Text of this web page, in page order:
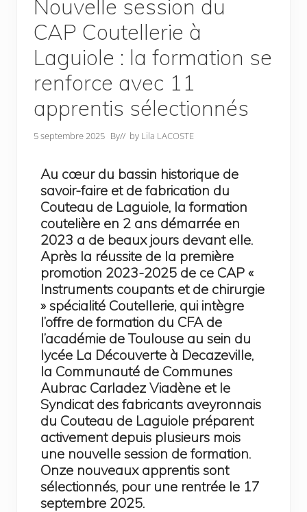
Nouvelle session du
CAP Coutellerie à
Laguiole : la formation se
renforce avec 11
apprentis sélectionnés
5 septembre 2025 By// by Lila LACOSTE
Au cœur du bassin historique de
savoir-faire et de fabrication du
Couteau de Laguiole, la formation
coutelière en 2 ans démarrée en
2023 a de beaux jours devant elle.
Après la réussite de la première
promotion 2023-2025 de ce CAP «
Instruments coupants et de chirurgie
» spécialité Coutellerie, qui intègre
l’offre de formation du CFA de
l’académie de Toulouse au sein du
lycée La Découverte à Decazeville,
la Communauté de Communes
Aubrac Carladez Viadène et le
Syndicat des fabricants aveyronnais
du Couteau de Laguiole préparent
activement depuis plusieurs mois
une nouvelle session de formation.
Onze nouveaux apprentis sont
sélectionnés, pour une rentrée le 17
septembre 2025.